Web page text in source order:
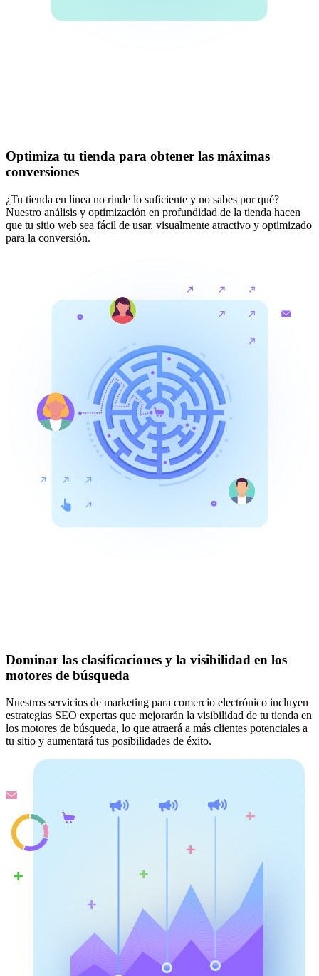
Optimiza tu tienda para obtener las máximas
conversiones
¿Tu tienda en línea no rinde lo suficiente y no sabes por qué?
Nuestro análisis y optimización en profundidad de la tienda hacen
que tu sitio web sea fácil de usar, visualmente atractivo y optimizado
para la conversión.
Dominar las clasificaciones y la visibilidad en los
motores de búsqueda
Nuestros servicios de marketing para comercio electrónico incluyen
estrategias SEO expertas que mejorarán la visibilidad de tu tienda en
los motores de búsqueda, lo que atraerá a más clientes potenciales a
tu sitio y aumentará tus posibilidades de éxito.